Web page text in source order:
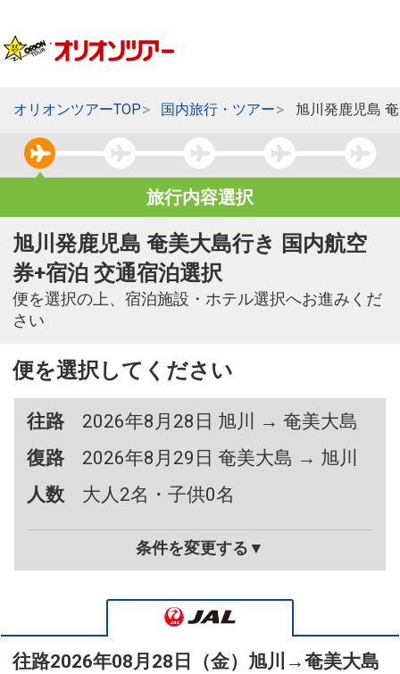
オリオンツアーTOP 国内旅行・ツアー 旭川発鹿児島
旅行内容選択
旭川発鹿児島 奄美大島行き 国内航空
券+宿泊 交通宿泊選択
便を選択の上、宿泊施設・ホテル選択へお進みくだ
さい
便を選択してください
往路
2026年8月28日 旭川 → 奄美大島
復路
2026年8月29日 奄美大島 → 旭川
人数
大人2名・子供0名
条件を変更する▼
往路2026年08月28日（金） 旭川 →奄美大島